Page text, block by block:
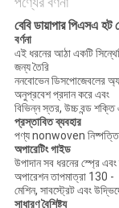
বেবি ডায়াপার পিএসএ হট
বর্ণনা
এই ধরনের আঠা একটি
জন্য তৈরি
ননবোভেন ডিসপোজেবলের
অনুপ্রবেশ প্রদান করে এবং
বিভিন্ন স্তর, উচ্চ বন্ড
প্রস্তাবিত ব্যবহার
পণ্য nonwoven
অপারেটিং গাইড
উপাদান সব ধরনের স্প্রে
অপারেশন তাপমাত্রা 130 -
মেশিন, সাবস্ট্রেট এবং
সাধারণ বৈশিষ্ট্য